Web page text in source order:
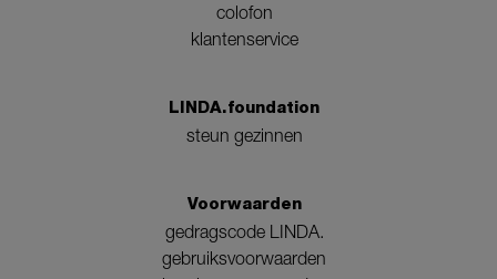
colofon
klantenservice
LINDA.foundation
steun gezinnen
Voorwaarden
gedragscode LINDA.
gebruiksvoorwaarden